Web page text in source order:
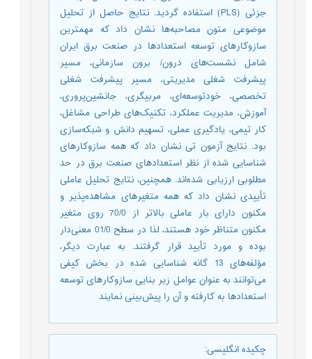
جزئی (PLS) استفاده گردید. نتایج حاصل از تحلیل
موضوعی متون مصاحبه‌ها نشان داد که مهمترین
سازوکارهای توسعه استعدادها در صنعت برق ایران
شامل نشست‌های درون/ برون سازمانی، مسیر
پیشرفت شغلی مدیریتی، مسیر پیشرفت شغلی
تخصصی، خود‌توسعه‌ای، مربیگری، جانشین‌پروری،
آموزش، مدیریت عملکرد، تکنیک‌های طراحی مشاغل،
کار تیمی، یادگیری عملی، تسهیم دانش و شبکه‌سازی
بود. نتایج آزمون تی نشان داد که همه سازوکارهای
شناسایی شده از نظر استعدادهای صنعت برق در حد
مطلوبی ارزیابی شده‌اند. همچنین، نتایج تحلیل عاملی
تأییدی نشان داد که همه متغیرهای مشاهده‌پذیر و
مکنون دارای بار عاملی بالاتر از 70/0 روی متغیر
مکنون متناظر خود هستند، لذا در سطح 01/0 معنی‌دار
بوده و مورد تأیید قرار گرفتند. به عبارت دیگر،
مؤلفه‌های 13 گانه شناسایی شده در بخش کیفی
می‌توانند به عنوان عوامل زیر بنایی سازوکارهای توسعه
استعدادها به کارفته و آن را پیش‌بینی نمایند
چکیده انگلیسی: